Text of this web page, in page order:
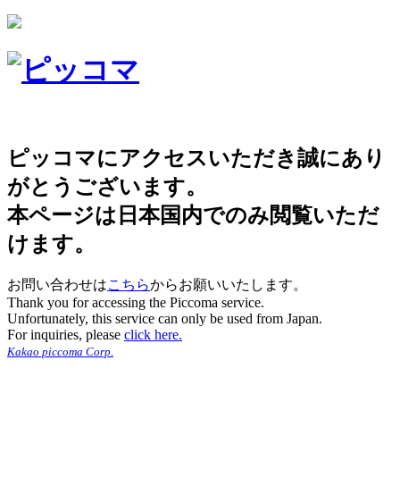
ピッコマにアクセスいただき誠にあり
がとうございます。
本ページは日本国内でのみ閲覧いただ
けます。
お問い合わせはこちらからお願いいたします。
Thank you for accessing the Piccoma service.
Unfortunately, this service can only be used from Japan.
For inquiries, please click here.
Kakao piccoma Corp.